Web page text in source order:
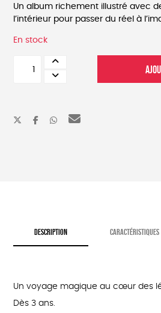
Un album richement illustré avec
l’intérieur pour passer du réel à
En stock
d'Emil
DESCRIPTION CARACTÉRISTIQUES
Un voyage magique au cœur des
Dès 3 ans.